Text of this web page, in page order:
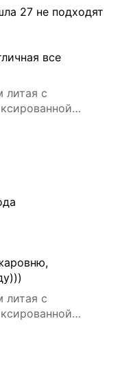
27 не подходят
все
литая с
литая с